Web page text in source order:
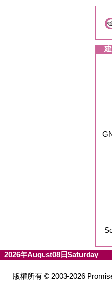
2026年August08日Saturday
版權所有 © 2003-2026